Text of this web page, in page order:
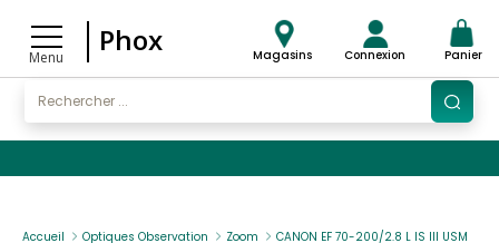
Menu
Phox Magasins Connexion Panier
Accueil Optiques Observation Zoom CANON EF 70-200/2.8 L IS III USM